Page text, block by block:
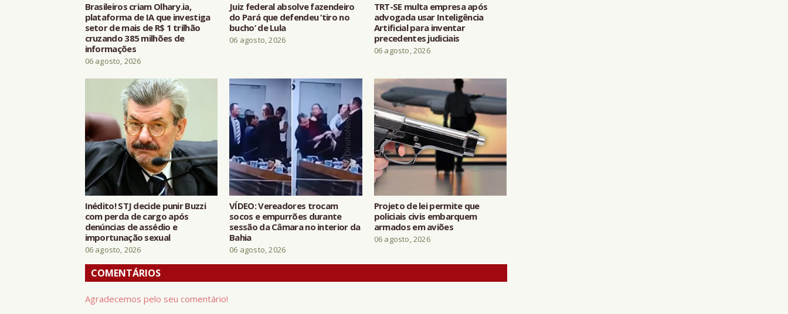
Brasileiros criam Olhary.ia,
plataforma de IA que investiga
setor de mais de R$ 1 trilhão
cruzando 385 milhões de
informações
06 agosto, 2026
Juiz federal absolve fazendeiro
do Pará que defendeu ‘tiro no
bucho’ de Lula
06 agosto, 2026
TRT-SE multa empresa após
advogada usar Inteligência
Artificial para inventar
precedentes judiciais
06 agosto, 2026
Inédito! STJ decide punir Buzzi
com perda de cargo após
denúncias de assédio e
importunação sexual
06 agosto, 2026
VÍDEO: Vereadores trocam
socos e empurrões durante
sessão da Câmara no interior da
Bahia
06 agosto, 2026
Projeto de lei permite que
policiais civis embarquem
armados em aviões
06 agosto, 2026
COMENTÁRIOS
Agradecemos pelo seu comentário!